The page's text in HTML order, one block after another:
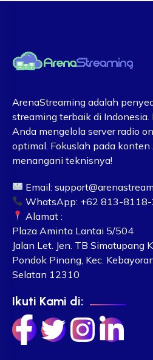
ArenaStreaming adalah
streaming terbaik di
Anda mengelola server radio
optimal. Fokuslah pada
menangani teknisnya!
Email:
WhatsApp: +62 813-
Alamat :
Plaza Aminta Lantai 5/504
Jalan Let. Jen. TB Simatupang
Pondok Pinang, Kec.
Selatan 12310
Ikuti Kami di: